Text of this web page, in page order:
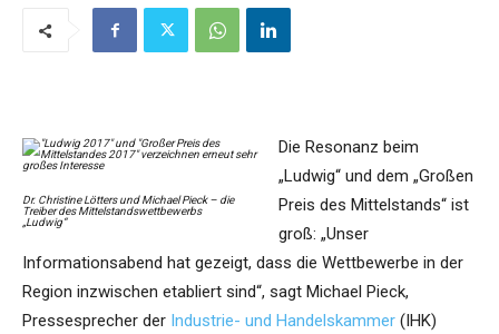
Dr. Christine Lötters und Michael Pieck – die
Treiber des Mittelstandswettbewerbs
„Ludwig“
Die Resonanz beim
„Ludwig“ und dem „Großen
Preis des Mittelstands“ ist
groß: „Unser
Informationsabend hat gezeigt, dass die Wettbewerbe in der
Region inzwischen etabliert sind“, sagt Michael Pieck,
Pressesprecher der Industrie- und Handelskammer (IHK)